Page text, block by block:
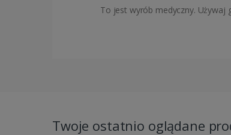
To jest wyrób medyczny. Używaj
Twoje ostatnio oglądane